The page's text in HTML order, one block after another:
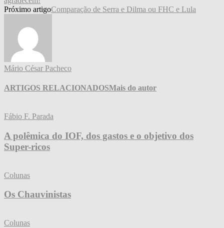
Próximo artigoComparação de Serra e Dilma ou FHC e Lula
Mário César Pacheco
ARTIGOS RELACIONADOSMais do autor
Fábio F. Parada
A polêmica do IOF, dos gastos e o objetivo dos
Super-ricos
Colunas
Os Chauvinistas
Colunas